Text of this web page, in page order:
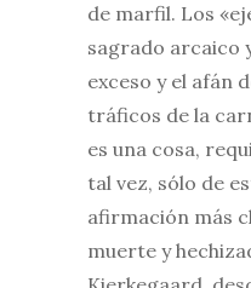
de marfil. Los
sagrado arcaico
exceso y el afán
tráficos de la
es una cosa,
tal vez, sólo de
afirmación más
muerte y